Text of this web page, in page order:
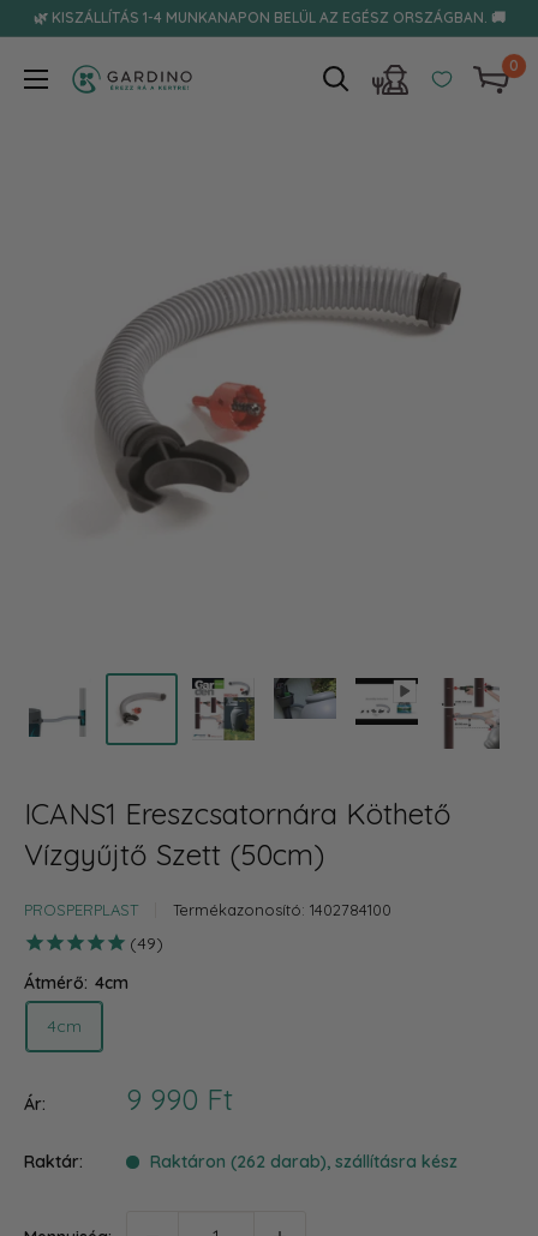
Tovább🌿 KISZÁLLÍTÁS 1-4 MUNKANAPON BELÜL AZ EGÉSZ ORSZÁGBAN. 🚚
Gardino
0
ICANS1 Ereszcsatornára Köthető
Vízgyűjtő Szett (50cm)
PROSPERPLAST Termékazonosító: 1402784100
49
Átmérő: 4cm
4cm
Ár:
Akciós
9 990 Ft
Raktár: Raktáron (262 darab), szállításra kész